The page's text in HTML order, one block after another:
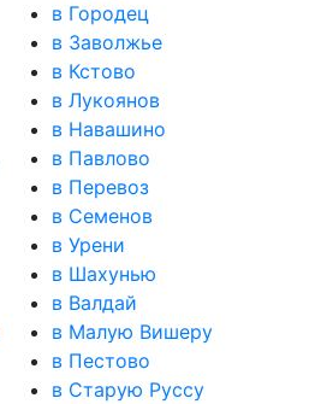
в Городец
в Заволжье
в Кстово
в Лукоянов
в Навашино
в Павлово
в Перевоз
в Семенов
в Урени
в Шахунью
в Валдай
в Малую Вишеру
в Пестово
в Старую Руссу